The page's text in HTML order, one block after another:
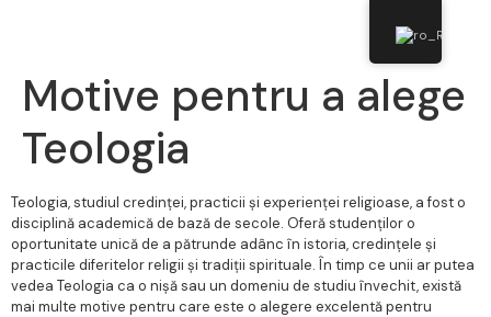
SSUeLearning
Motive pentru a alege
Teologia
Teologia, studiul credinței, practicii și experienței religioase, a fost o
disciplină academică de bază de secole. Oferă studenților o
oportunitate unică de a pătrunde adânc în istoria, credințele și
practicile diferitelor religii și tradiții spirituale. În timp ce unii ar putea
vedea Teologia ca o nișă sau un domeniu de studiu învechit, există
mai multe motive pentru care este o alegere excelentă pentru